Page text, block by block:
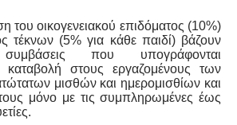
του οικογενειακού επιδόματος (10%)
τέκνων (5% για κάθε παιδί) βάζουν
συμβάσεις που υπογράφονται
καταβολή στους εργαζομένους των
μισθών και ημερομισθίων και
μόνο με τις συμπληρωμένες έως